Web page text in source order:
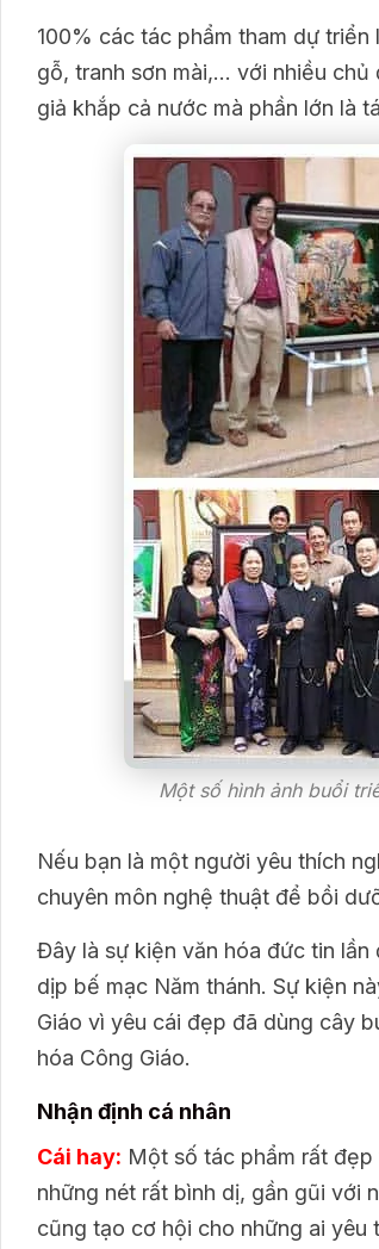
100% các tác phẩm tham dự
gỗ, tranh sơn mài,… với nhiều
giả khắp cả nước mà phần lớn là
Một số hình ảnh buổi
Nếu bạn là một người yêu thích
chuyên môn nghệ thuật để bồi
Đây là sự kiện văn hóa đức tin
dịp bế mạc Năm thánh. Sự kiện
Giáo vì yêu cái đẹp đã dùng cây
hóa Công Giáo.
Nhận định cá nhân
Cái hay: Một số tác phẩm rất
những nét rất bình dị, gần gũi với
cũng tạo cơ hội cho những ai